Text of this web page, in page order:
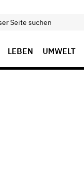
LEBEN UMWELT